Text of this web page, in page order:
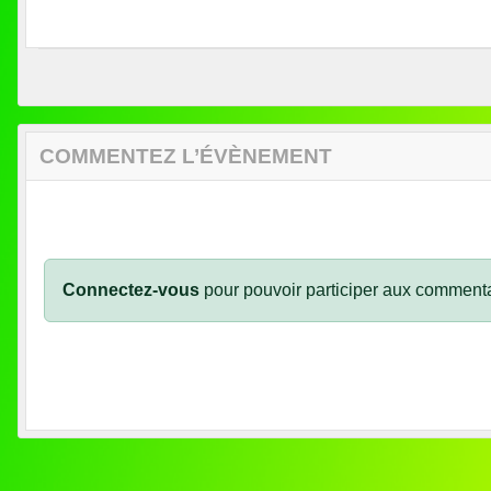
COMMENTEZ L’ÉVÈNEMENT
Connectez-vous pour pouvoir participer aux